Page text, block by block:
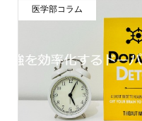
医学部コラム